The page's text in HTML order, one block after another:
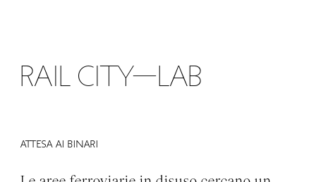
Rail City—Lab
Attesa ai binari